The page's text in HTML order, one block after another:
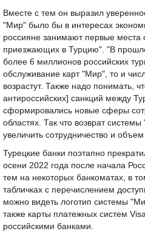
Вместе с тем он выразил
"Мир" было бы в интересах
россияне занимают первые места
приезжающих в Турцию". "В
более 6 миллионов российских
обслуживание карт "Мир", то и
возрастут. Также надо понимать,
антироссийских] санкций между
сформировались новые сферы
областях. Так что возврат
увеличить сотрудничество и
Турецкие банки поэтапно
осени 2022 года после начала
тем на некоторых банкоматах, в
табличках с перечислением
можно видеть логотип системы
также карты платежных систем
российскими банками.